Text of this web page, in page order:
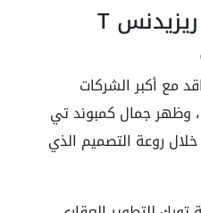
تصميم كمبوند تي ريزيدنس T
مع أكبر الشركات
وظهر جمال كمبوند تي
روعة التصميم الذي